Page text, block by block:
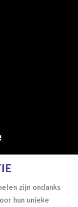
zijn ondanks
hun unieke